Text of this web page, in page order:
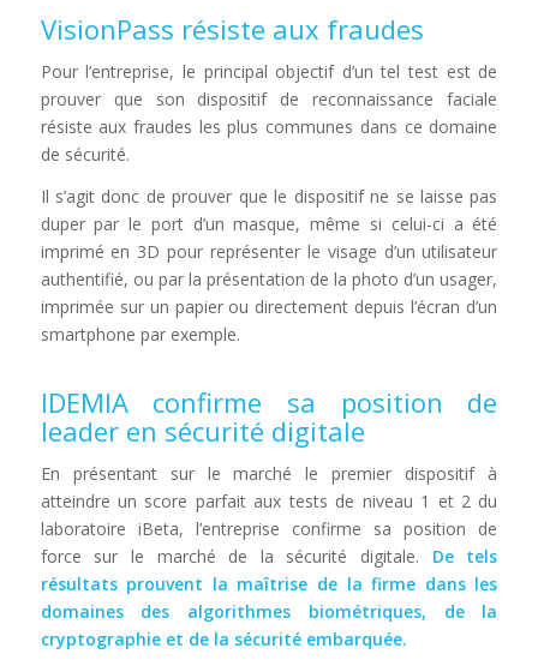
VisionPass résiste aux fraudes
Pour l’entreprise, le principal objectif d’un tel test est de
prouver que son dispositif de reconnaissance faciale
résiste aux fraudes les plus communes dans ce domaine
de sécurité.
Il s’agit donc de prouver que le dispositif ne se laisse pas
duper par le port d’un masque, même si celui-ci a été
imprimé en 3D pour représenter le visage d’un utilisateur
authentifié, ou par la présentation de la photo d’un usager,
imprimée sur un papier ou directement depuis l’écran d’un
smartphone par exemple.
IDEMIA confirme sa position de
leader en sécurité digitale
En présentant sur le marché le premier dispositif à
atteindre un score parfait aux tests de niveau 1 et 2 du
laboratoire iBeta, l’entreprise confirme sa position de
force sur le marché de la sécurité digitale. De tels
résultats prouvent la maîtrise de la firme dans les
domaines des algorithmes biométriques, de la
cryptographie et de la sécurité embarquée.